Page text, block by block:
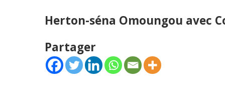
Herton-séna Omoungou avec
Partager